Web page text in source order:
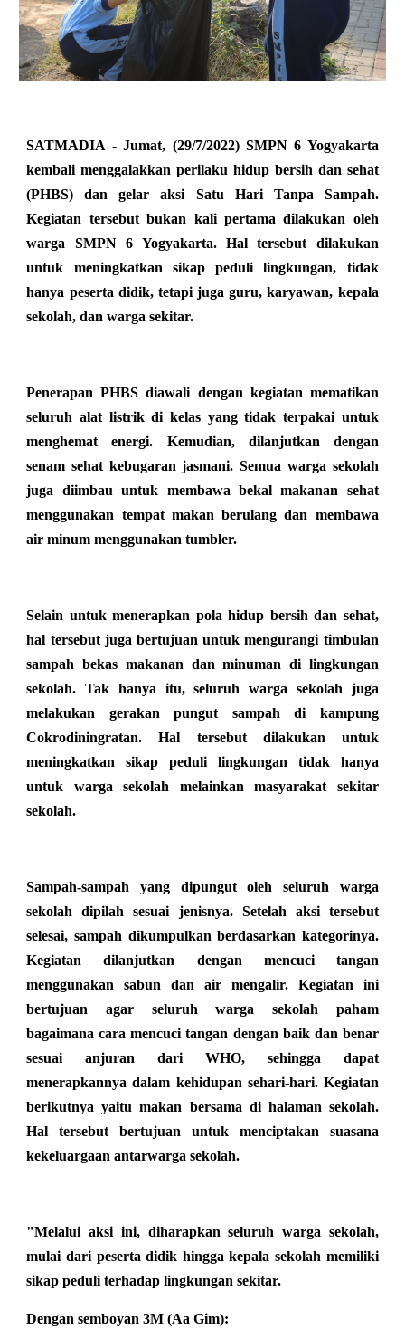
SATMADIA - Jumat, (29/7/2022) SMPN 6 Yogyakarta
kembali menggalakkan perilaku hidup bersih dan sehat
(PHBS) dan gelar aksi Satu Hari Tanpa Sampah.
Kegiatan tersebut bukan kali pertama dilakukan oleh
warga SMPN 6 Yogyakarta. Hal tersebut dilakukan
untuk meningkatkan sikap peduli lingkungan, tidak
hanya peserta didik, tetapi juga guru, karyawan, kepala
sekolah, dan warga sekitar.
Penerapan PHBS diawali dengan kegiatan mematikan
seluruh alat listrik di kelas yang tidak terpakai untuk
menghemat energi. Kemudian, dilanjutkan dengan
senam sehat kebugaran jasmani. Semua warga sekolah
juga diimbau untuk membawa bekal makanan sehat
menggunakan tempat makan berulang dan membawa
air minum menggunakan tumbler.
Selain untuk menerapkan pola hidup bersih dan sehat,
hal tersebut juga bertujuan untuk mengurangi timbulan
sampah bekas makanan dan minuman di lingkungan
sekolah. Tak hanya itu, seluruh warga sekolah juga
melakukan gerakan pungut sampah di kampung
Cokrodiningratan. Hal tersebut dilakukan untuk
meningkatkan sikap peduli lingkungan tidak hanya
untuk warga sekolah melainkan masyarakat sekitar
sekolah.
Sampah-sampah yang dipungut oleh seluruh warga
sekolah dipilah sesuai jenisnya. Setelah aksi tersebut
selesai, sampah dikumpulkan berdasarkan kategorinya.
Kegiatan dilanjutkan dengan mencuci tangan
menggunakan sabun dan air mengalir. Kegiatan ini
bertujuan agar seluruh warga sekolah paham
bagaimana cara mencuci tangan dengan baik dan benar
sesuai anjuran dari WHO, sehingga dapat
menerapkannya dalam kehidupan sehari-hari. Kegiatan
berikutnya yaitu makan bersama di halaman sekolah.
Hal tersebut bertujuan untuk menciptakan suasana
kekeluargaan antarwarga sekolah.
"Melalui aksi ini, diharapkan seluruh warga sekolah,
mulai dari peserta didik hingga kepala sekolah memiliki
sikap peduli terhadap lingkungan sekitar.
Dengan semboyan 3M (Aa Gim):